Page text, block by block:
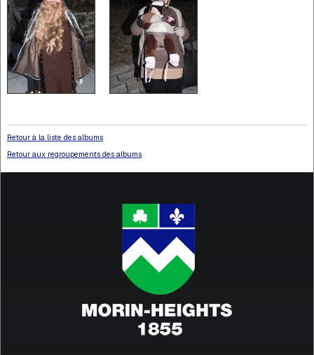
Retour à la liste des albums
Retour aux regroupements des albums